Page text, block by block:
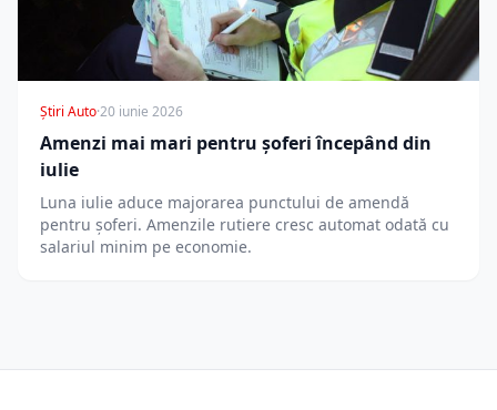
Știri Auto·20 iunie 2026
Amenzi mai mari pentru șoferi începând din
iulie
Luna iulie aduce majorarea punctului de amendă
pentru șoferi. Amenzile rutiere cresc automat odată cu
salariul minim pe economie.